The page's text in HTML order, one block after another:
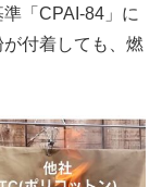
「CPAI-84」に
付着しても、燃